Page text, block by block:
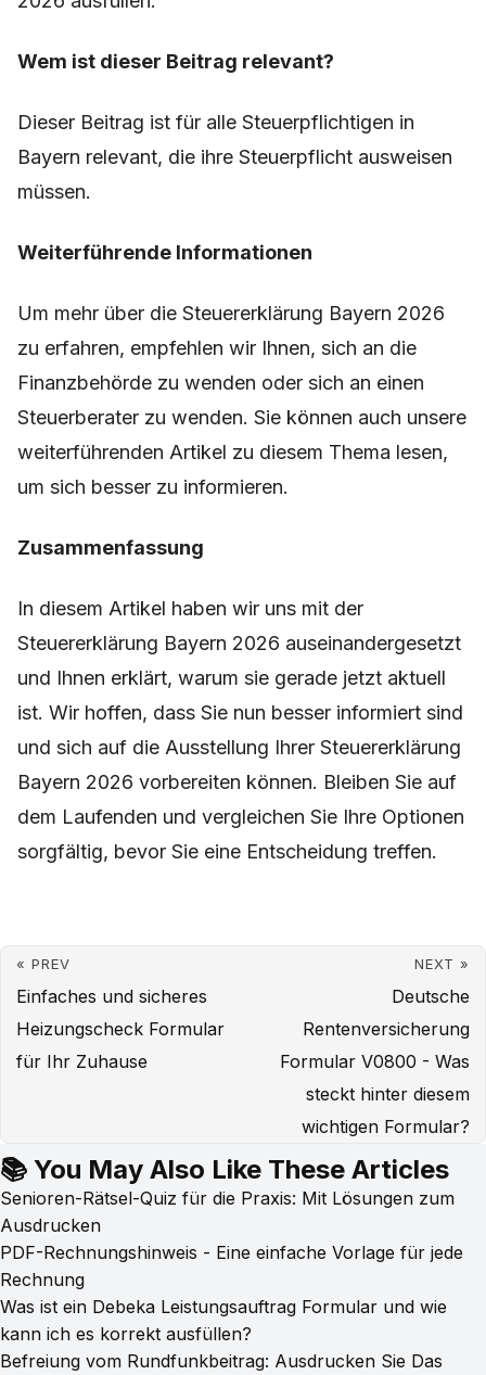
Wem ist dieser Beitrag relevant?
Dieser Beitrag ist für alle Steuerpflichtigen in
Bayern relevant, die ihre Steuerpflicht ausweisen
müssen.
Weiterführende Informationen
Um mehr über die Steuererklärung Bayern 2026
zu erfahren, empfehlen wir Ihnen, sich an die
Finanzbehörde zu wenden oder sich an einen
Steuerberater zu wenden. Sie können auch unsere
weiterführenden Artikel zu diesem Thema lesen,
um sich besser zu informieren.
Zusammenfassung
In diesem Artikel haben wir uns mit der
Steuererklärung Bayern 2026 auseinandergesetzt
und Ihnen erklärt, warum sie gerade jetzt aktuell
ist. Wir hoffen, dass Sie nun besser informiert sind
und sich auf die Ausstellung Ihrer Steuererklärung
Bayern 2026 vorbereiten können. Bleiben Sie auf
dem Laufenden und vergleichen Sie Ihre Optionen
sorgfältig, bevor Sie eine Entscheidung treffen.
« PREV
Einfaches und sicheres
Heizungscheck Formular
für Ihr Zuhause
NEXT »
Deutsche
Rentenversicherung
Formular V0800 - Was
steckt hinter diesem
wichtigen Formular?
📚 You May Also Like These Articles
Senioren-Rätsel-Quiz für die Praxis: Mit Lösungen zum
Ausdrucken
PDF-Rechnungshinweis - Eine einfache Vorlage für jede
Rechnung
Was ist ein Debeka Leistungsauftrag Formular und wie
kann ich es korrekt ausfüllen?
Befreiung vom Rundfunkbeitrag: Ausdrucken Sie Das